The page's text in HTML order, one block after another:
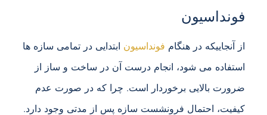
فونداسیون
از آنجاییکه در هنگام فونداسیون ابتدایی در تمامی سازه ها
استفاده می شود، انجام درست آن در ساخت و ساز از
ضرورت بالایی برخوردار است. چرا که در صورت عدم
کیفیت، احتمال فرونشست سازه پس از مدتی وجود دارد.